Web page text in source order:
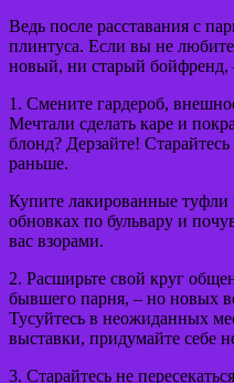
Ведь после расставания с
плинтуса. Если вы не
новый, ни старый бойфренд,
1. Смените гардероб,
Мечтали сделать каре и
блонд? Дерзайте!
раньше.
Купите лакированные
обновках по бульвару и
вас взорами.
2. Расширьте свой круг
бывшего парня, – но новых
Тусуйтесь в неожиданных
выставки, придумайте себе
3. Старайтесь не